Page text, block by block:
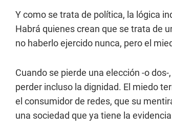
Y como se trata de política, la lógica
Habrá quienes crean que se trata de
no haberlo ejercido nunca, pero el
Cuando se pierde una elección -o
perder incluso la dignidad. El miedo
el consumidor de redes, que su
una sociedad que ya tiene la